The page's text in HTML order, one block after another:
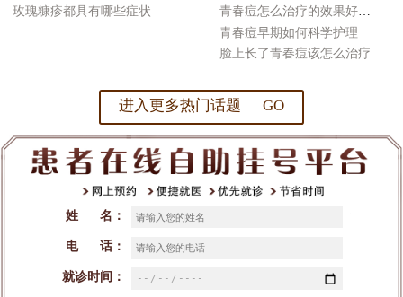
玫瑰糠疹都具有哪些症状
青春痘怎么治疗的效果好一些
青春痘早期如何科学护理
脸上长了青春痘该怎么治疗
进入更多热门话题 GO
姓 名：
电 话：
就诊时间：